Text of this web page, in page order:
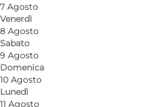
7 Agosto
Venerdì
8 Agosto
Sabato
9 Agosto
Domenica
10 Agosto
Lunedì
11 Agosto